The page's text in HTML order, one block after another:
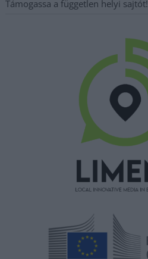
Támogassa a független helyi sajtót!